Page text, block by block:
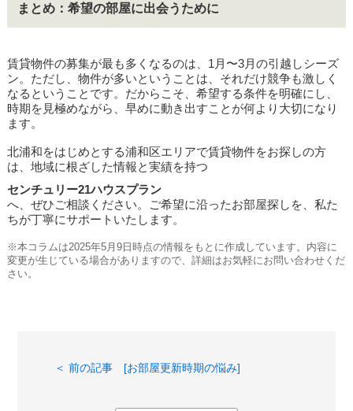
まとめ：希望の部屋に出会うために
賃貸物件の募集が最も多くなるのは、1月〜3月の引越しシーズ
ン。ただし、物件が多いということは、それだけ競争も激しく
なるということです。だからこそ、希望する条件を明確にし、
時期を見極めながら、早めに動き出すことが何より大切になり
ます。
北浦和をはじめとする浦和区エリアで賃貸物件をお探しの方
は、地域に根ざした情報と実績を持つ
センチュリー21ハウスプラン
へ、ぜひご相談ください。ご希望に沿ったお部屋探しを、私た
ちが丁寧にサポートいたします。
※本コラムは2025年5月9日時点の情報をもとに作成しています。内容に
変更が生じている場合がありますので、詳細はお気軽にお問い合わせくだ
さい。
＜ 前の記事 [お部屋更新時期の悩み]